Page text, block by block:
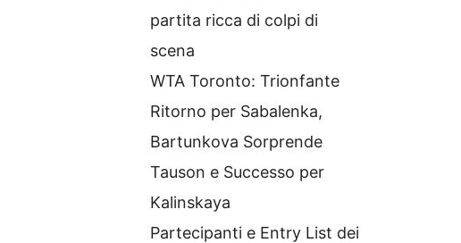
partita ricca di colpi di
scena
WTA Toronto: Trionfante
Ritorno per Sabalenka,
Bartunkova Sorprende
Tauson e Successo per
Kalinskaya
Partecipanti e Entry List dei